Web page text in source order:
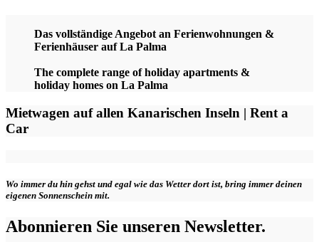
Das vollständige Angebot an Ferienwohnungen &
Ferienhäuser auf La Palma
The complete range of holiday apartments &
holiday homes on La Palma
Mietwagen auf allen Kanarischen Inseln | Rent a
Car
Wo immer du hin gehst und egal wie das Wetter dort ist, bring immer deinen
eigenen Sonnenschein mit.
Abonnieren Sie unseren Newsletter.